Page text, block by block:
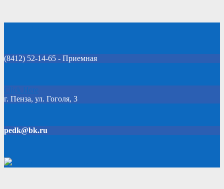
(8412) 52-14-65 - Приемная
Click Here
г. Пенза, ул. Гоголя, 3
pedk@bk.ru